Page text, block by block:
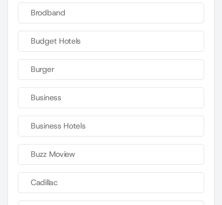
Brodband
Budget Hotels
Burger
Business
Business Hotels
Buzz Moview
Cadillac